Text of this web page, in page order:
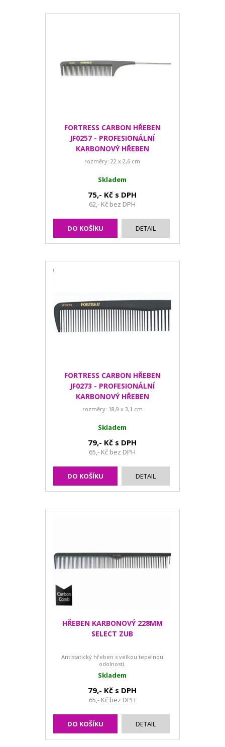
FORTRESS CARBON HŘEBEN
JF0257 - PROFESIONÁLNÍ
KARBONOVÝ HŘEBEN
rozměry: 22 x 2,6 cm
Skladem
75,- Kč s DPH
62,- Kč bez DPH
DO KOŠÍKU DETAIL
FORTRESS CARBON HŘEBEN
JF0273 - PROFESIONÁLNÍ
KARBONOVÝ HŘEBEN
rozměry: 18,9 x 3,1 cm
Skladem
79,- Kč s DPH
65,- Kč bez DPH
DO KOŠÍKU DETAIL
HŘEBEN KARBONOVÝ 228MM
SELECT ZUB
Antistatický hřeben s velkou tepelnou
odolností.
Skladem
79,- Kč s DPH
65,- Kč bez DPH
DO KOŠÍKU DETAIL